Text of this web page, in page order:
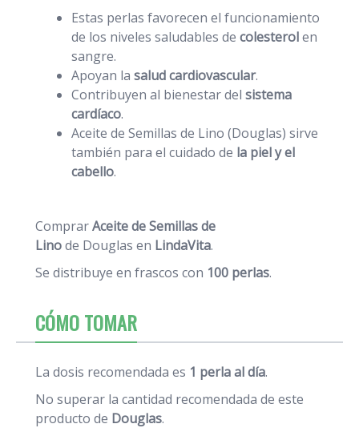
Estas perlas favorecen el funcionamiento
de los niveles saludables de colesterolen
sangre.
Apoyan la salud cardiovascular.
Contribuyen al bienestar del sistema
cardíaco.
Aceite de Semillas de Lino (Douglas) sirve
también para el cuidado de la piel y el
cabello.
ComprarAceite de Semillas de
Linode Douglas en LindaVita.
Se distribuye en frascos con 100 perlas.
CÓMO TOMAR
La dosis recomendada es 1 perla al día.
No superar la cantidad recomendada de este
producto de Douglas.